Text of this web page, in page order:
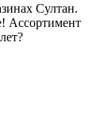
Султан.
Ассортимент